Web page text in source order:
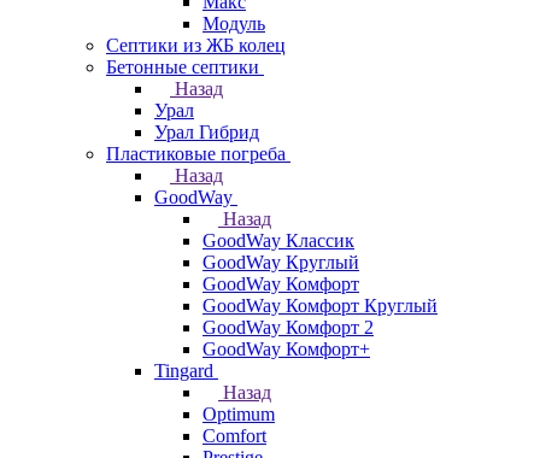
Модуль
Септики из ЖБ колец
Бетонные септики
Назад
Урал
Урал Гибрид
Пластиковые погреба
Назад
GoodWay
Назад
GoodWay Классик
GoodWay Круглый
GoodWay Комфорт
GoodWay Комфорт Круглый
GoodWay Комфорт 2
GoodWay Комфорт+
Tingard
Назад
Optimum
Comfort